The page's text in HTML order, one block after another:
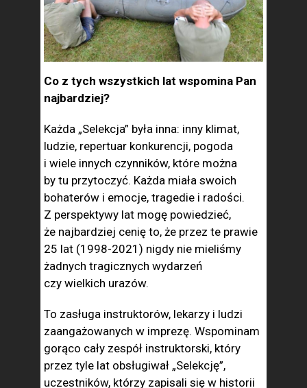
Co z tych wszystkich lat wspomina Pan
najbardziej?
Każda „Selekcja” była inna: inny klimat,
ludzie, repertuar konkurencji, pogoda
i wiele innych czynników, które można
by tu przytoczyć. Każda miała swoich
bohaterów i emocje, tragedie i radości.
Z perspektywy lat mogę powiedzieć,
że najbardziej cenię to, że przez te prawie
25 lat (1998-2021) nigdy nie mieliśmy
żadnych tragicznych wydarzeń
czy wielkich urazów.
To zasługa instruktorów, lekarzy i ludzi
zaangażowanych w imprezę. Wspominam
gorąco cały zespół instruktorski, który
przez tyle lat obsługiwał „Selekcję”,
uczestników, którzy zapisali się w historii